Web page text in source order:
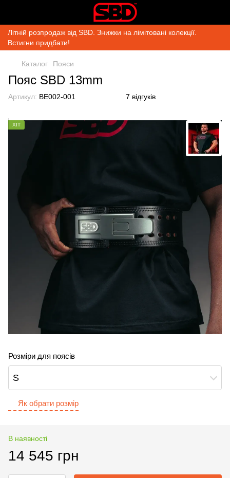
Літній розпродаж від SBD. Знижки на лімітовані колекції.
Встигни придбати!
Каталог Пояси
Пояс SBD 13mm
Артикул: BE002-001 7 відгуків
ХІТ
Розміри для поясів
S
Як обрати розмір
В наявності
14 545 грн